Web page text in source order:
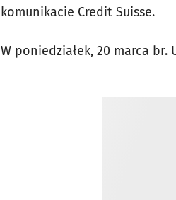
komunikacie Credit Suisse.
W poniedziałek, 20 marca br.